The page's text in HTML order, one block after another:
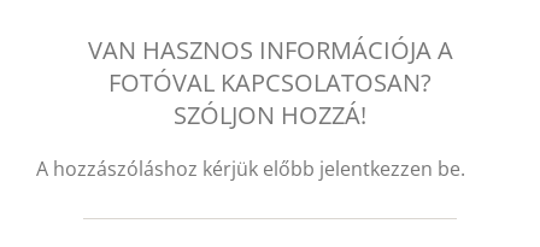
VAN HASZNOS INFORMÁCIÓJA A
FOTÓVAL KAPCSOLATOSAN?
SZÓLJON HOZZÁ!
A hozzászóláshoz kérjük előbb jelentkezzen be.